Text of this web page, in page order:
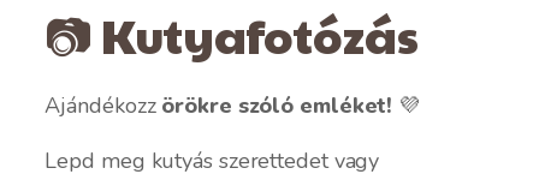
📷 Kutyafotózás
Ajándékozz örökre szóló emléket! 💜
Lepd meg kutyás szerettedet vagy